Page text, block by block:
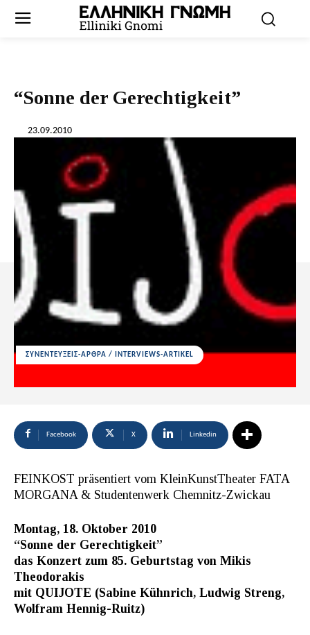
“Sonne der Gerechtigkeit”
23.09.2010
ΣΥΝΕΝΤΕΥΞΕΙΣ-ΑΡΘΡΑ / INTERVIEWS-ARTIKEL
Facebook X Linkedin
FEINKOST präsentiert vom KleinKunstTheater FATA
MORGANA & Studentenwerk Chemnitz-Zwickau
Montag, 18. Oktober 2010
“Sonne der Gerechtigkeit”
das Konzert zum 85. Geburtstag von Mikis
Theodorakis
mit QUIJOTE (Sabine Kühnrich, Ludwig Streng,
Wolfram Hennig-Ruitz)